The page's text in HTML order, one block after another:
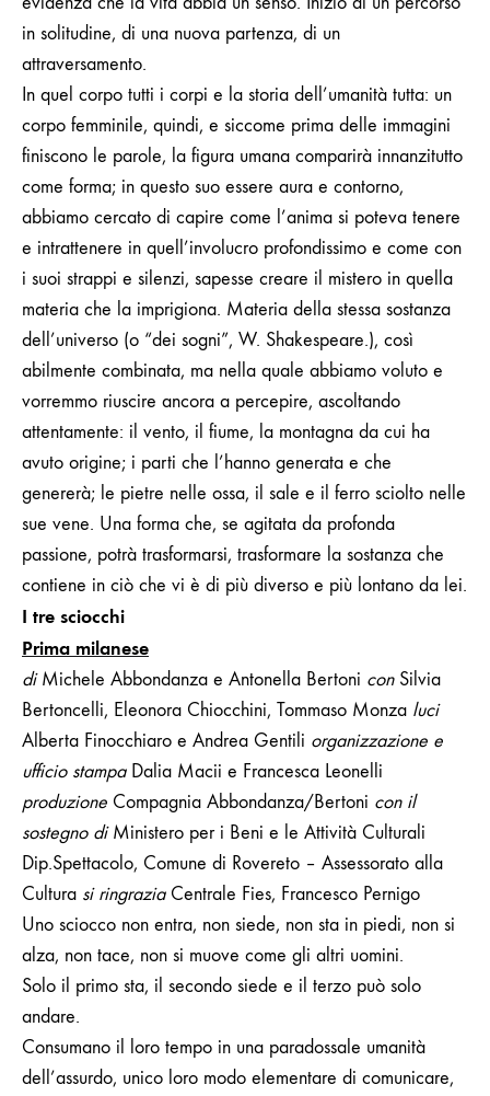
in solitudine, di una nuova partenza, di un
attraversamento.
In quel corpo tutti i corpi e la storia dell’umanità tutta: un
corpo femminile, quindi, e siccome prima delle immagini
finiscono le parole, la figura umana comparirà innanzitutto
come forma; in questo suo essere aura e contorno,
abbiamo cercato di capire come l’anima si poteva tenere
e intrattenere in quell’involucro profondissimo e come con
i suoi strappi e silenzi, sapesse creare il mistero in quella
materia che la imprigiona. Materia della stessa sostanza
dell’universo (o “dei sogni”, W. Shakespeare.), così
abilmente combinata, ma nella quale abbiamo voluto e
vorremmo riuscire ancora a percepire, ascoltando
attentamente: il vento, il fiume, la montagna da cui ha
avuto origine; i parti che l’hanno generata e che
genererà; le pietre nelle ossa, il sale e il ferro sciolto nelle
sue vene. Una forma che, se agitata da profonda
passione, potrà trasformarsi, trasformare la sostanza che
contiene in ciò che vi è di più diverso e più lontano da lei.
I tre sciocchi
Prima milanese
diMichele Abbondanza e Antonella Bertoni conSilvia
Bertoncelli, Eleonora Chiocchini, Tommaso Monza luci
Alberta Finocchiaro e Andrea Gentili organizzazione e
ufficio stampa Dalia Macii e Francesca Leonelli
produzione Compagnia Abbondanza/Bertoni con il
sostegno diMinistero per i Beni e le Attività Culturali
Dip.Spettacolo, Comune di Rovereto – Assessorato alla
Cultura si ringrazia Centrale Fies, Francesco Pernigo
Uno sciocco non entra, non siede, non sta in piedi, non si
alza, non tace, non si muove come gli altri uomini.
Solo il primo sta, il secondo siede e il terzo può solo
andare.
Consumano il loro tempo in una paradossale umanità
dell’assurdo, unico loro modo elementare di comunicare,